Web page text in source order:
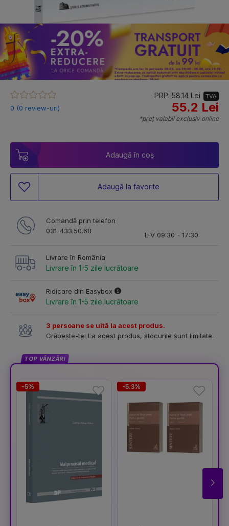
0 (0 review-uri)
PRP: 58.14 Lei TVA
55.2 Lei
*preț valabil exclusiv online
Adaugă în coș
Adaugă la favorite
Comandă prin telefon
031-433.50.68
L-V 09:30 - 17:30
Livrare în România
Livrare în 1-5 zile lucrătoare
Ridicare din Easybox
Livrare în 1-5 zile lucrătoare
3 persoane se uită la acest produs.
Grăbește-te! La acest produs, stocurile sunt limitate.
TOP VÂNZĂRI
-5% -5.3%